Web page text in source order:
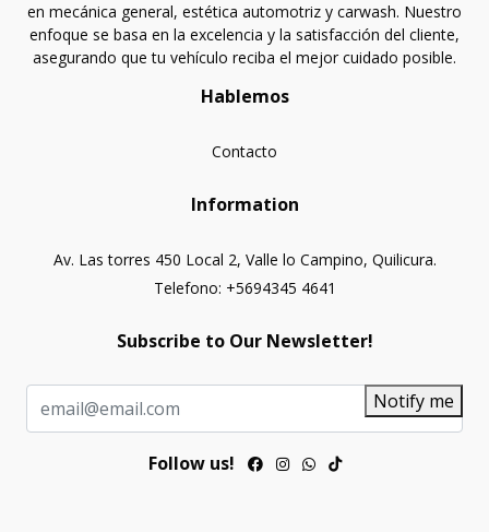
en mecánica general, estética automotriz y carwash. Nuestro
enfoque se basa en la excelencia y la satisfacción del cliente,
asegurando que tu vehículo reciba el mejor cuidado posible.
Hablemos
Contacto
Information
Av. Las torres 450 Local 2, Valle lo Campino, Quilicura.
Telefono: +5694345 4641
Subscribe to Our Newsletter!
Notify me
Follow us!